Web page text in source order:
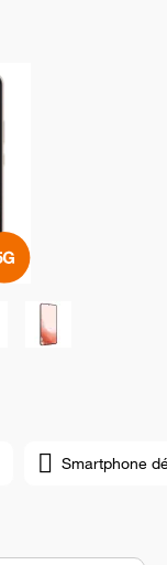
Smartphone